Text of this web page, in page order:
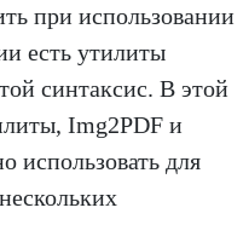
при использовании
есть утилиты
синтаксис. В этой
Img2PDF и
использовать для